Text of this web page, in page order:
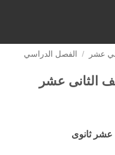
عشر /
الفصل الدراسي
الثانى عشر
عشر ثانوى